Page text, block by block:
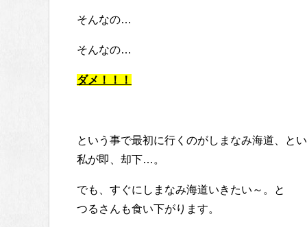
そんなの…
そんなの…
ダメ！！！
という事で最初に行くのがしまなみ海道、と
私が即、却下…。
でも、すぐにしまなみ海道いきたい～。と
つるさんも食い下がります。